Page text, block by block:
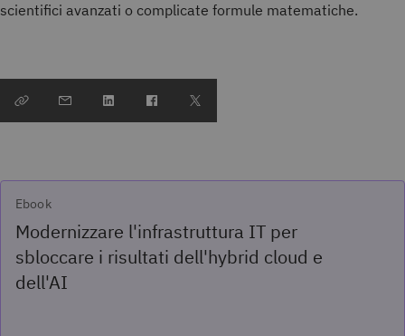
scientifici avanzati o complicate formule matematiche.
Ebook
Modernizzare l'infrastruttura IT per
sbloccare i risultati dell'hybrid cloud e
dell'AI